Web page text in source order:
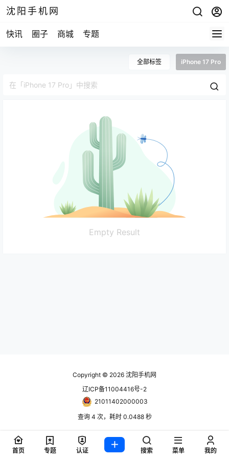
沈阳手机网
快讯 圈子 商城 专题
全部标签 iPhone 17 Pro
Empty Result
Copyright © 2026 沈阳手机网
辽ICP备11004416号-2
21011402000003
查询 4 次，耗时 0.0488 秒
首页 专题 认证 搜索 菜单 我的